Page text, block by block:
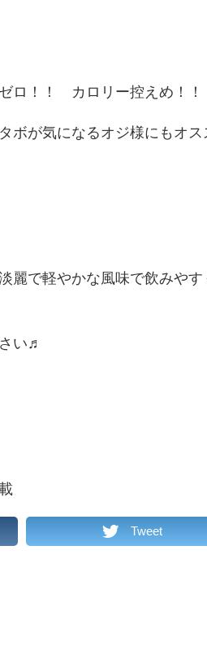
ロ！！ カロリー控えめ！！
ボが気になるオジ様にもオス
麗で軽やかな風味で飲みやす
い♬
Tweet